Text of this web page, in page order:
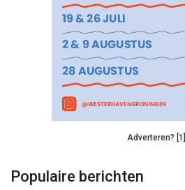
Adverteren? [1]
Populaire berichten